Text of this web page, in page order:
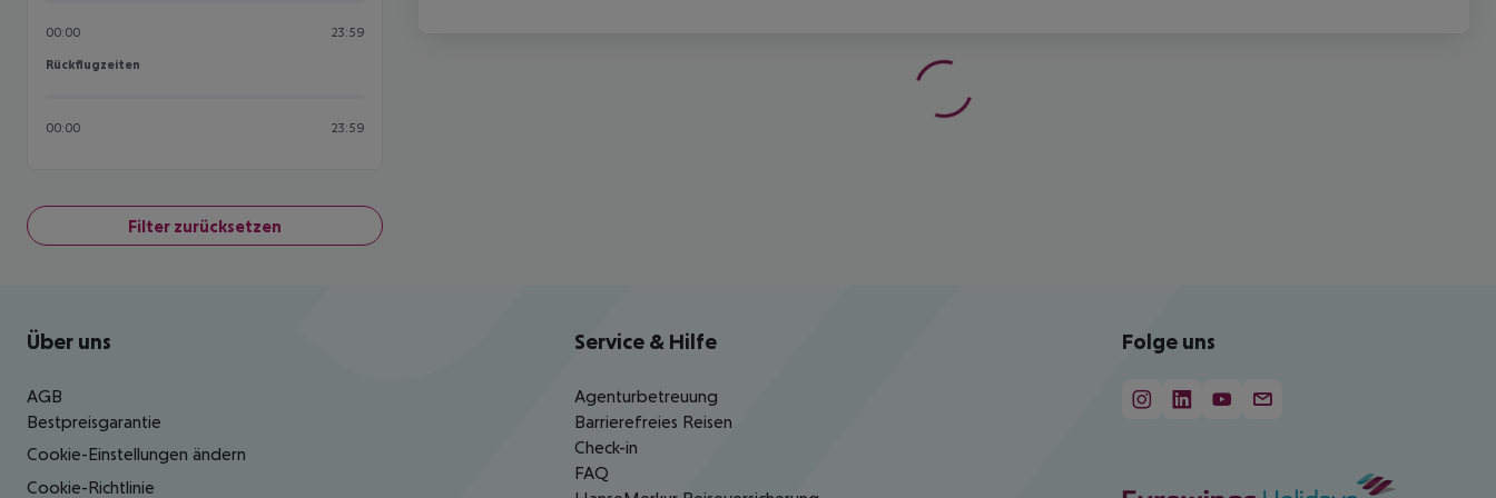
00:00 23:59
Rückflugzeiten
Rückflugzeiten
00:00 23:59
Filter zurücksetzen
Footer navigation
Über uns
AGB
Bestpreisgarantie
Cookie-Einstellungen ändern
Cookie-Richtlinie
Service & Hilfe
Agenturbetreuung
Barrierefreies Reisen
Check-in
FAQ
Folge uns